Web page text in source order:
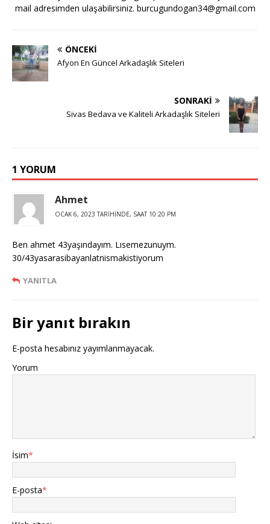
mail adresimden ulaşabilirsiniz. burcugundogan34@gmail.com
ÖNCEKI
Afyon En Güncel Arkadaşlık Siteleri
SONRAKI
Sivas Bedava ve Kaliteli Arkadaşlık Siteleri
1 YORUM
Ahmet
OCAK 6, 2023 TARIHINDE, SAAT 10:20 PM
Ben ahmet 43yaşındayım. Lısemezunuym.
30/43yasarasibayanlatnismakistiyorum
YANITLA
Bir yanıt bırakın
E-posta hesabınız yayımlanmayacak.
Yorum
İsim*
E-posta*